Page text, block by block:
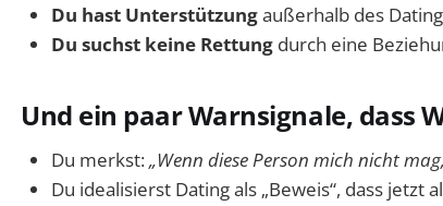
Du hast Unterstützungaußerhalb des
Du suchst keine Rettung durch eine
Und ein paar Warnsignale, dass
Du merkst:„Wenn diese Person mich nicht
Du idealisierst Dating als „Beweis“, dass jetzt